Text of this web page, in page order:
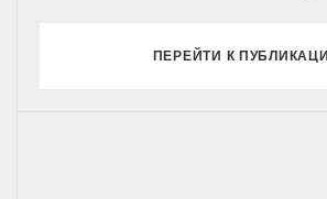
ПЕРЕЙТИ К